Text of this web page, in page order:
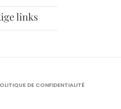
links
DE CONFIDENTIALITÉ